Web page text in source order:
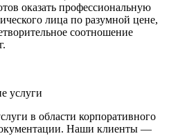
оказать профессиональную
лица по разумной цене,
соотношение
услуги
в области корпоративного
Наши клиенты —